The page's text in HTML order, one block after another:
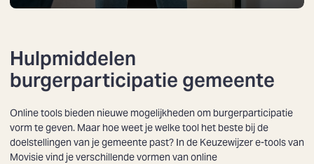
Hulpmiddelen
burgerparticipatie gemeente
Online tools bieden nieuwe mogelijkheden om burgerparticipatie
vorm te geven. Maar hoe weet je welke tool het beste bij de
doelstellingen van je gemeente past? In de Keuzewijzer e-tools van
Movisie vind je verschillende vormen van online